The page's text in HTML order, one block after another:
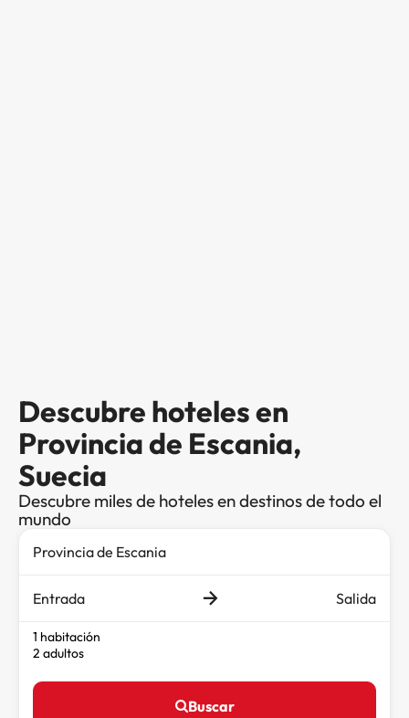
Descubre hoteles en
Provincia de Escania,
Suecia
Descubre miles de hoteles en destinos de todo el
mundo
Entrada Salida
1 habitación
2 adultos
Buscar